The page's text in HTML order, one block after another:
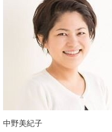
中野美紀子